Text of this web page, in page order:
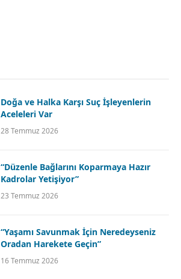
Doğa ve Halka Karşı Suç İşleyenlerin
Aceleleri Var
28 Temmuz 2026
“Düzenle Bağlarını Koparmaya Hazır
Kadrolar Yetişiyor”
23 Temmuz 2026
“Yaşamı Savunmak İçin Neredeyseniz
Oradan Harekete Geçin”
16 Temmuz 2026